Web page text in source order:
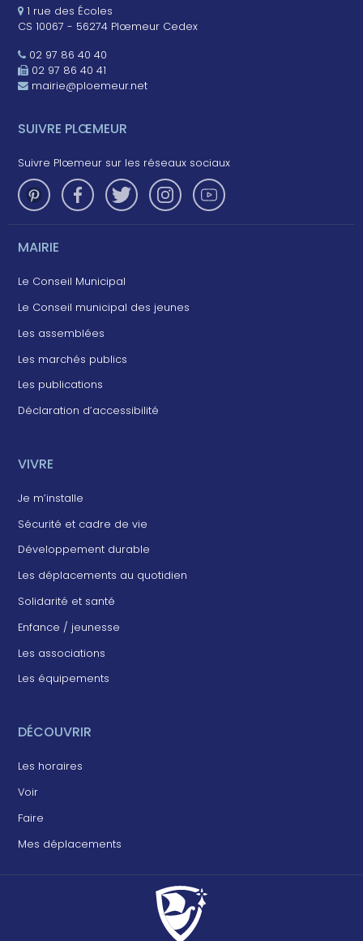
1 rue des Écoles
CS 10067 - 56274 Plœmeur Cedex
02 97 86 40 40
02 97 86 40 41
mairie@ploemeur.net
SUIVRE PLŒMEUR
Suivre Plœmeur sur les réseaux sociaux
MAIRIE
Le Conseil Municipal
Le Conseil municipal des jeunes
Les assemblées
Les marchés publics
Les publications
Déclaration d’accessibilité
VIVRE
Je m’installe
Sécurité et cadre de vie
Développement durable
Les déplacements au quotidien
Solidarité et santé
Enfance / jeunesse
Les associations
Les équipements
DÉCOUVRIR
Les horaires
Voir
Faire
Mes déplacements